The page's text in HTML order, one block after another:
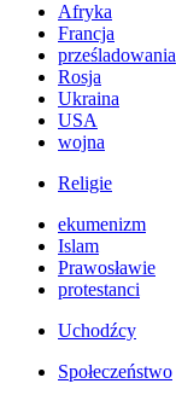
Afryka
Francja
prześladowania
Rosja
Ukraina
USA
wojna
Religie
ekumenizm
Islam
Prawosławie
protestanci
Uchodźcy
Społeczeństwo